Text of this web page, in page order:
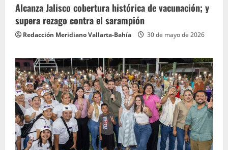
Alcanza Jalisco cobertura histórica de vacunación; y
supera rezago contra el sarampión
Redacción Meridiano Vallarta-Bahía 30 de mayo de 2026